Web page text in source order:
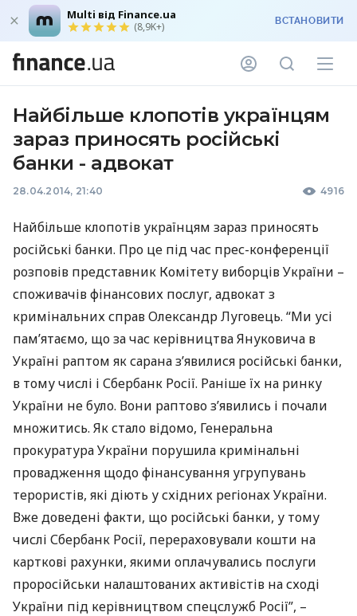
Multi від Finance.ua
(8,9K+) ВСТАНОВИТИ
Найбільше клопотів українцям
зараз приносять російські
банки - адвокат
28.04.2014, 21:40 4916
Найбільше клопотів українцям зараз приносять
російські банки. Про це під час прес-конференції
розповів представник Комітету виборців України –
споживачів фінансових послуг, адвокат з
кримінальних справ Олександр Луговець. “Ми усі
пам’ятаємо, що за час керівництва Януковича в
Україні раптом як сарана з’явилися російські банки,
в тому числі і Сбербанк Росії. Раніше їх на ринку
України не було. Вони раптово з’явились і почали
множитись. Як стало відомо, Генеральна
прокуратура України порушила кримінальні
провадження щодо фінансування угрупувань
терористів, які діють у східних регіонах України.
Вже доведені факти, що російські банки, у тому
числі Сбербанк Росії, перераховували кошти на
карткові рахунки, якими оплачувались послуги
проросійськи налаштованих активістів на сході
України під керівництвом спецслужб Росії”, –